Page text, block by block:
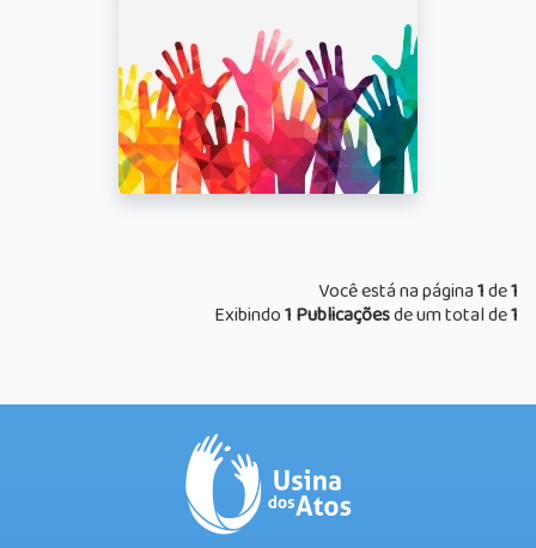
Você está na página1de1
Exibindo1 Publicaçõesde um total de1